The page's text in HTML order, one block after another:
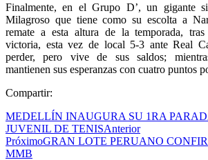
Finalmente, en el Grupo D’, un gigante
Milagroso que tiene como su escolta a
remate a esta altura de la temporada,
victoria, esta vez de local 5-3 ante Real
perder, pero vive de sus saldos;
mantienen sus esperanzas con cuatro puntos
Compartir:
MEDELLÍN INAUGURA SU 1RA
JUVENIL DE TENISAnterior
PróximoGRAN LOTE PERUANO
MMB